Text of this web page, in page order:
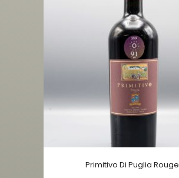
Primitivo Di Puglia Rouge